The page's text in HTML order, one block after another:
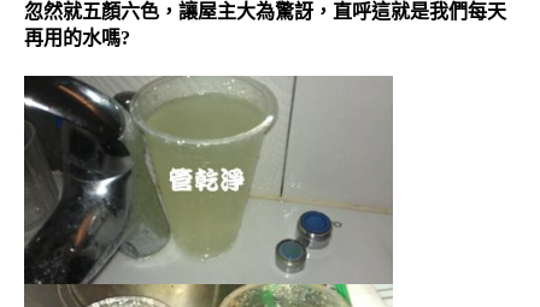
忽然就五顏六色，讓屋主大為驚訝，直呼這就是我們每天
再用的水嗎?